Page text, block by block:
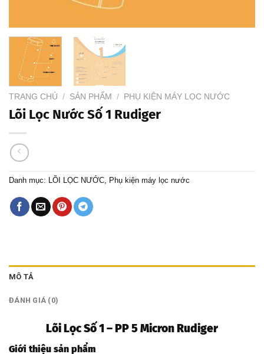
TRANG CHỦ / SẢN PHẨM / PHỤ KIỆN MÁY LỌC NƯỚC
Lõi Lọc Nước Số 1 Rudiger
Danh mục: LÕI LỌC NƯỚC, Phụ kiện máy lọc nước
MÔ TẢ
ĐÁNH GIÁ (0)
Lõi Lọc Số 1 – PP 5 Micron Rudiger
Giới thiệu sản phẩm